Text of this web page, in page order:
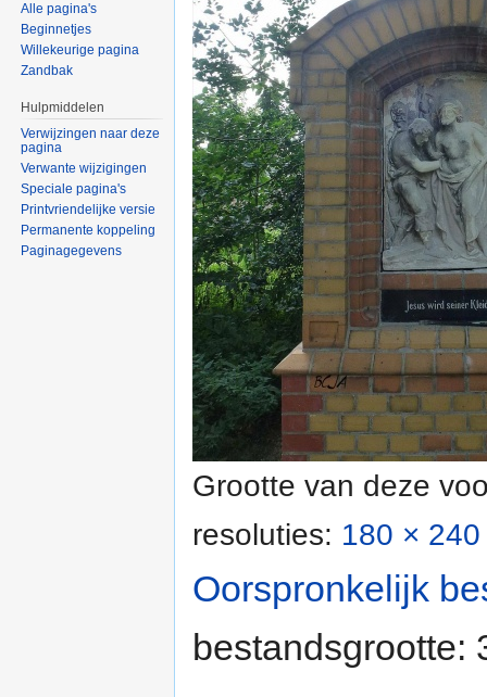
Grootte van deze
resoluties: 180 ×
Oorspronkelijk
bestandsgrootte:
Alle pagina's
Beginnetjes
Willekeurige pagina
Zandbak
Hulpmiddelen
Verwijzingen naar deze
pagina
Verwante wijzigingen
Speciale pagina's
Printvriendelijke versie
Permanente koppeling
Paginagegevens